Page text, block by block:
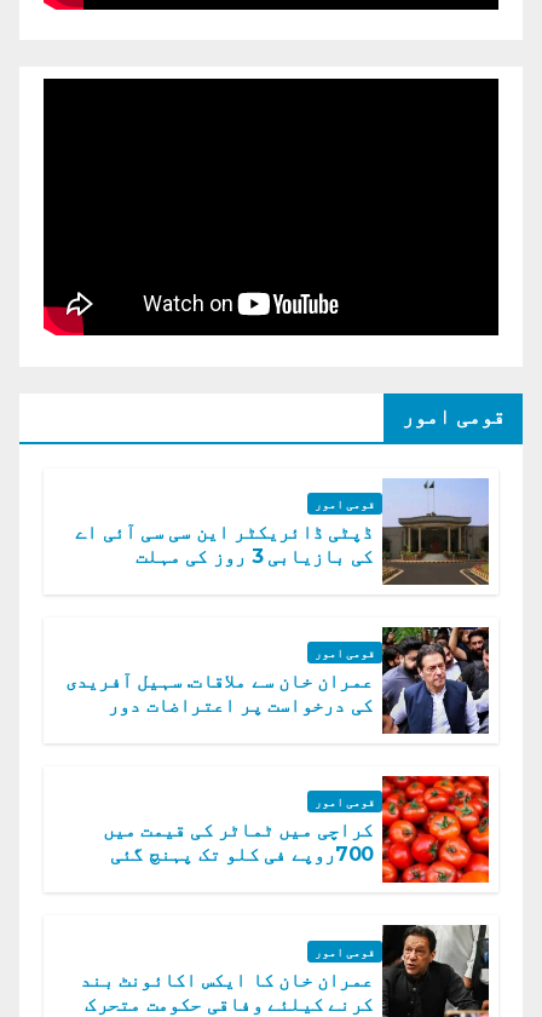
قومی امور
قومی امور
ڈپٹی ڈائریکٹر این سی سی آئی اے
کی بازیابی 3 روز کی مہلت
قومی امور
عمران خان سے ملاقات. سہیل آفریدی
کی درخواست پر اعتراضات دور
قومی امور
کراچی میں ٹماٹر کی قیمت میں
700روپے فی کلو تک پہنچ گئی
قومی امور
عمران خان کا ایکس اکائونٹ بند
کرنے کیلئے وفاقی حکومت متحرک